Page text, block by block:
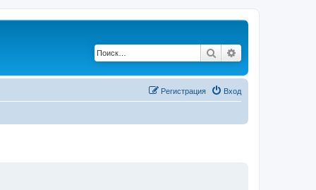
Поиск
Вход
Регистрация